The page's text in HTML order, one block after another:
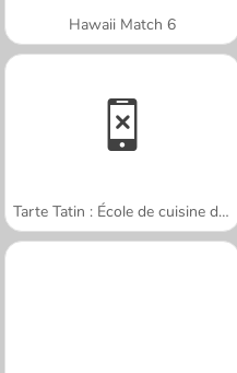
Hawaii Match 6
Tarte Tatin : École de cuisine de Sara